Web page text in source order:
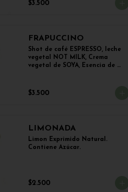
$3.500
FRAPUCCINO
Shot de café ESPRESSO, leche
vegetal NOT MILK, Crema
vegetal de SOYA, Esencia de
$3.500
LIMONADA
Limon Exprimido Natural.
Contiene Azúcar.
$2.500